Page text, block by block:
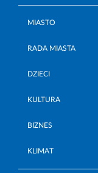
MIASTO
RADA MIASTA
DZIECI
KULTURA
BIZNES
KLIMAT